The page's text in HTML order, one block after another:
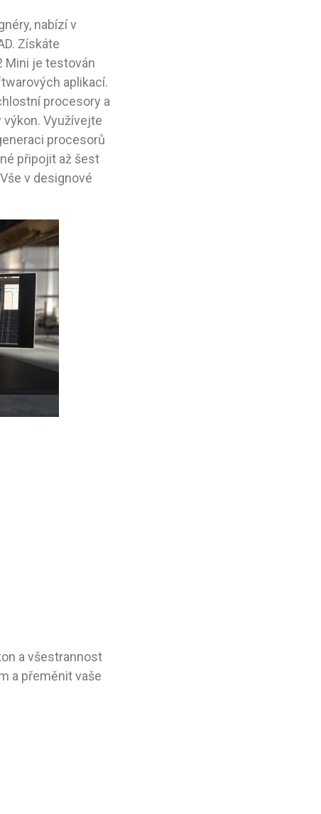
nabízí v
Získáte
Mini je testován
aplikací.
procesory a
Využívejte
procesorů
připojit až šest
v designové
a všestrannost
a přeměnit vaše